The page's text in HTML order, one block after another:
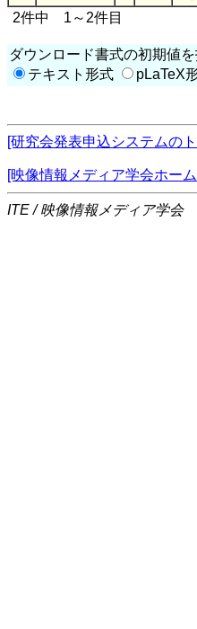
2件中 1～2件目
ダウンロード書式の初期値
テキスト形式
pLaTeX
[研究会発表申込システムの
[映像情報メディア学会ホー
ITE / 映像情報メディア学会